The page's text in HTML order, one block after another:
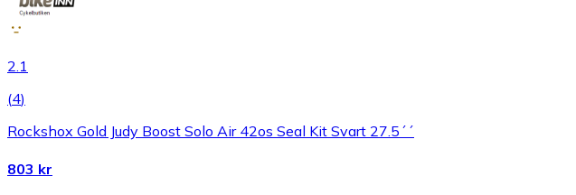
2.1
(4)
Rockshox Gold Judy Boost Solo Air 42os Seal Kit Svart 27.5´´
803 kr